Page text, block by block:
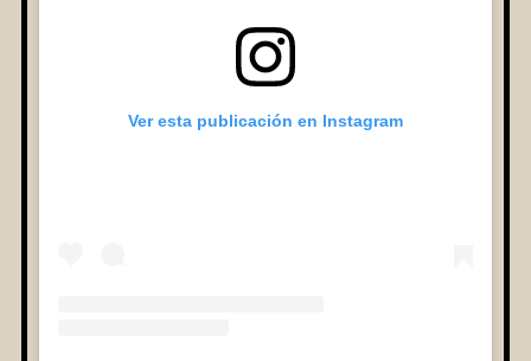
Ver esta publicación en Instagram